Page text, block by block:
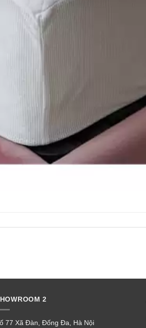
2
77 Xã Đàn, Đống Đa, Hà Nội